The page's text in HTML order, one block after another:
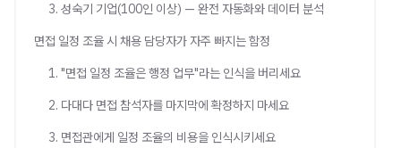
3. 성숙기 기업(100인 이상) — 완전 자동화와 데이터 분석
면접 일정 조율 시 채용 담당자가 자주 빠지는 함정
1. "면접 일정 조율은 행정 업무"라는 인식을 버리세요
2. 다대다 면접 참석자를 마지막에 확정하지 마세요
3. 면접관에게 일정 조율의 비용을 인식시키세요